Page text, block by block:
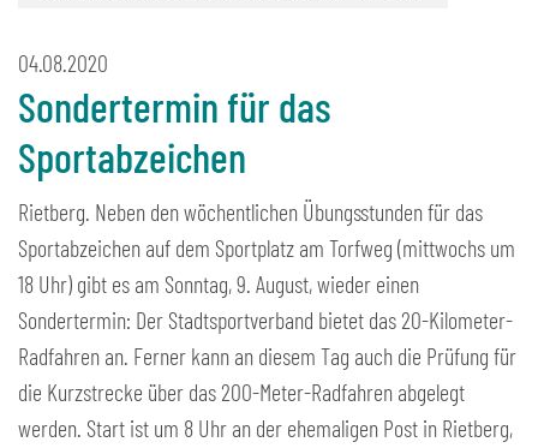
04.08.2020
Sondertermin für das
Sportabzeichen
Rietberg. Neben den wöchentlichen Übungsstunden für das
Sportabzeichen auf dem Sportplatz am Torfweg (mittwochs um
18 Uhr) gibt es am Sonntag, 9. August, wieder einen
Sondertermin: Der Stadtsportverband bietet das 20-Kilometer-
Radfahren an. Ferner kann an diesem Tag auch die Prüfung für
die Kurzstrecke über das 200-Meter-Radfahren abgelegt
werden. Start ist um 8 Uhr an der ehemaligen Post in Rietberg,